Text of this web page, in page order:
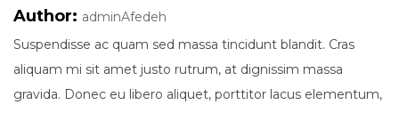
Author: adminAfedeh
Suspendisse ac quam sed massa tincidunt blandit. Cras
aliquam mi sit amet justo rutrum, at dignissim massa
gravida. Donec eu libero aliquet, porttitor lacus elementum,